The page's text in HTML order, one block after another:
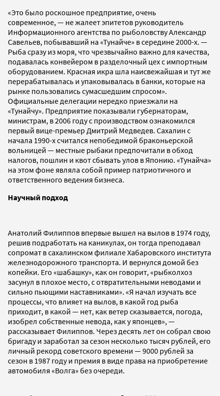
«Это было роскошное предприятие, очень
современное, — не жалеет эпитетов руководитель
Информационного агентства по рыболовству Александр
Савельев, побывавший на «Тунайче» в середине 2000-х. —
Рыба сразу из моря, что чрезвычайно важно для качества,
подавалась конвейером в разделочный цех с импортным
оборудованием. Красная икра шла наисвежайшая и тут же
перерабатывалась и упаковывалась в банки, которые на
рынке пользовались сумасшедшим спросом».
Официальные делегации нередко приезжали на
«Тунайчу». Предприятие показывали губернаторам,
министрам, в 2006 году с производством ознакомился
первый вице-премьер Дмитрий Медведев. Сахалин с
начала 1990-х считался непобедимой браконьерской
вольницей — местные рыбаки предпочитали в обход
налогов, пошлин и квот сбывать улов в Японию. «Тунайча»
на этом фоне являла собой пример патриотичного и
ответственного ведения бизнеса.
Научный подход
Анатолий Филиппов впервые вышел на вылов в 1974 году,
решив подработать на каникулах, он тогда преподавал
сопромат в сахалинском филиале Хабаровского института
железнодорожного транспорта. И вернулся домой без
копейки. Его «шабашку», как он говорит, «рыбколхоз
засунул в плохое место, с отвратительными неводами и
сильно пьющими наставниками». «Я начал изучать все
процессы, что влияет на вылов, в какой год рыба
приходит, в какой — нет, как ветер сказывается, погода,
изобрел собственные невода, как у японцев», —
рассказывает Филиппов. Через десять лет он собрал свою
бригаду и заработал за сезон несколько тысяч рублей, его
личный рекорд советского времени — 9000 рублей за
сезон в 1987 году и премия в виде права на приобретение
автомобиля «Волга» без очереди.